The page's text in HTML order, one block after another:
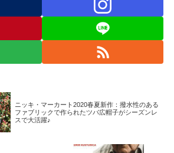
ニッキ・マーカート2020春夏新作：撥水性のある
ファブリックで作られたツバ広帽子がシーズンレ
スで大活躍♪